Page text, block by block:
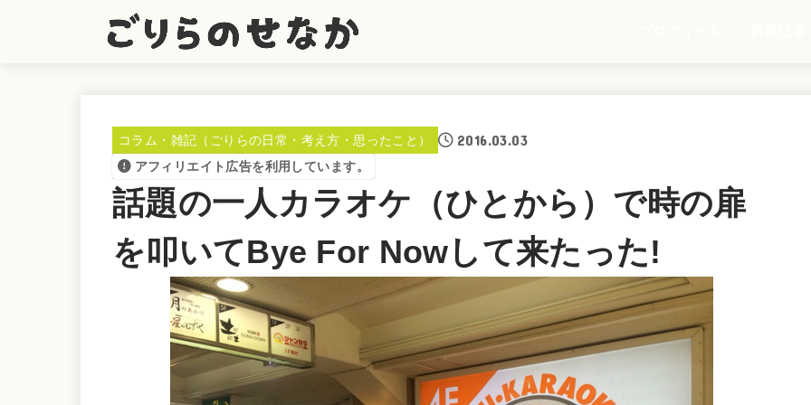
コラム・雑記（ごりらの日常・考え方・思ったこと） 2016.03.03
アフィリエイト広告を利用しています。
話題の一人カラオケ（ひとから）で時の扉
を叩いてBye For Nowして来たった!